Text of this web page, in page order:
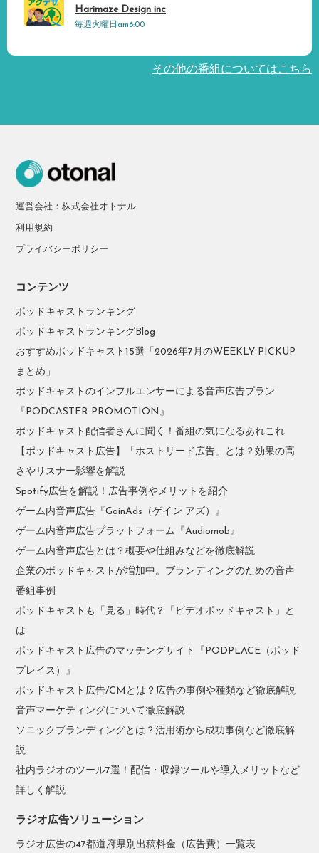
Harimaze Design inc
毎週火曜日am6:00
その他の番組についてはこちら
運営会社：株式会社オトナル
利用規約
プライバシーポリシー
コンテンツ
ポッドキャストランキング
ポッドキャストランキングBlog
おすすめポッドキャスト15選「2026年7月のWEEKLY PICKUP
まとめ」
ポッドキャストのインフルエンサーによる音声広告プラン
『PODCASTER PROMOTION』
ポッドキャスト配信者さんに聞く！番組の気になるあれこれ
【ポッドキャスト広告】「ホストリード広告」とは？効果の高
さやリスナー影響を解説
Spotify広告を解説！広告事例やメリットを紹介
ゲーム内音声広告『GainAds（ゲイン アズ）』
ゲーム内音声広告プラットフォーム『Audiomob』
ゲーム内音声広告とは？概要や仕組みなどを徹底解説
企業のポッドキャストが増加中。ブランディングのための音声
番組事例
ポッドキャストも「見る」時代？「ビデオポッドキャスト」と
は
ポッドキャスト広告のマッチングサイト『PODPLACE（ポッド
プレイス）』
ポッドキャスト広告/CMとは？広告の事例や種類など徹底解説
音声マーケティングについて徹底解説
ソニックブランディングとは？活用術から成功事例など徹底解
説
社内ラジオのツール7選！配信・収録ツールや導入メリットなど
詳しく解説
ラジオ広告ソリューション
ラジオ広告の47都道府県別出稿料金（広告費）一覧表